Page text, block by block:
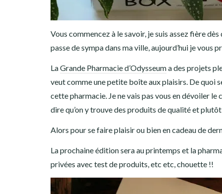
Vous commencez à le savoir, je suis assez fière
passe de sympa dans ma ville, aujourd’hui je vous
LaGrande Pharmacie d’Odysseuma des projets
veut comme une petite boîte aux plaisirs. De quoi
cette pharmacie. Je ne vais pas vous en dévoiler
dire qu’on y trouve des produits de qualité et
Alors pour se faire plaisir ou bien en cadeau de
La prochaine édition sera au printemps et la
privées avec test de produits, etc etc, chouette !!